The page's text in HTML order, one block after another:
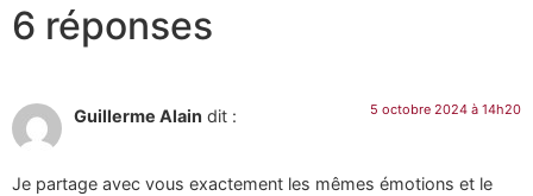
6 réponses
Guillerme Alain dit : 5 octobre 2024 à 14h20
Je partage avec vous exactement les mêmes émotions et le